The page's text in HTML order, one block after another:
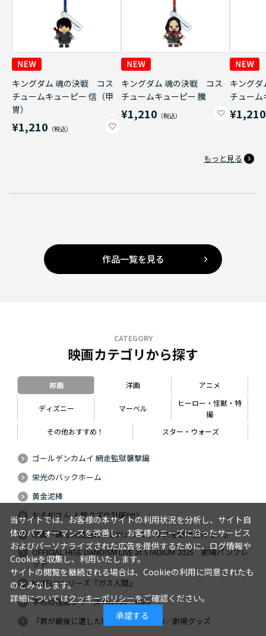
キングダム 魂の決戦 コス
チュームキューピー 信（甲
冑）
¥1,210
キングダム 魂の決戦 コス
チュームキューピー 騰
¥1,210
キング
チューム
¥1,210
もっと見る
作品一覧を見る
CATEGORY
映画カテゴリから探す
邦画 洋画 アニメ
ディズニー マーベル
ヒーロー・怪獣・特
撮
その他おすすめ！
スター・ウォーズ
ゴールデンカムイ 網走監獄襲撃編
栄光のバックホーム
黄金泥棒
おそ松さん 人類クズ化計画!!!!!?
映画『踊る大捜査線 N.E.W.メトロポリスを駆け抜けろ！』
OFFICIAL HIGE DANDISM LIVE at STADIUM 2025 劇場パンフレ
ット
NETFLIXシリーズ『ガス人間』
学校の怪談シリーズ Blu-ray・DVD
『君が最後に遺した歌』Blu-ray・DVD／劇場グッズ
当サイトでは、お客様の本サイトの利用状況を分析し、サイト自
体のパフォーマンスを改善し、お客様のニーズに沿ったサービス
およびパーソナライズされた広告を提供するために、ログ情報や
Cookieを収集し、利用いたします。
サイトの閲覧を継続される場合は、Cookieの利用に同意されたも
のとみなします。
詳細についてはクッキーポリシーをご確認ください。
承諾する